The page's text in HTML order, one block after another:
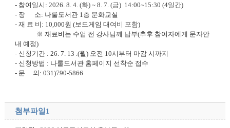
- 참여일시: 2026. 8. 4. (화) ~ 8. 7. (금) 14:00~15:30 (4일간)
- 장 소: 나룰도서관 1층 문화교실
- 재 료 비: 10,000원 (보드게임 대여비 포함)
※ 재료비는 수업 전 강사님께 납부(추후 참여자에게 문자안
내 예정)
- 신청기간 : 26. 7. 13 .(월) 오전 10시부터 마감 시까지
- 신청방법 : 나룰도서관 홈페이지 선착순 접수
- 문 의: 031)790-5866
첨부파일1